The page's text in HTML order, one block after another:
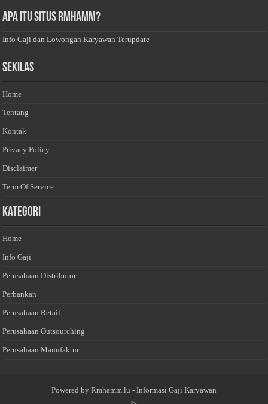
Apa Itu Situs Rmhamm?
Info Gaji dan Lowongan Karyawan Terupdate
Sekilas
Home
Tentang
Kontak
Privacy Policy
Disclaimer
Term Of Service
Kategori
Home
Info Gaji
Perusahaan Distributor
Perbankan
Perusahaan Retail
Perusahaan Outsourching
Perusahaan Manufaktur
Powered by Rmhamm.lu - Informasi Gaji Karyawan